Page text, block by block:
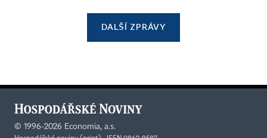
DALŠÍ ZPRÁVY
© 1996-2026 Economia, a.s.